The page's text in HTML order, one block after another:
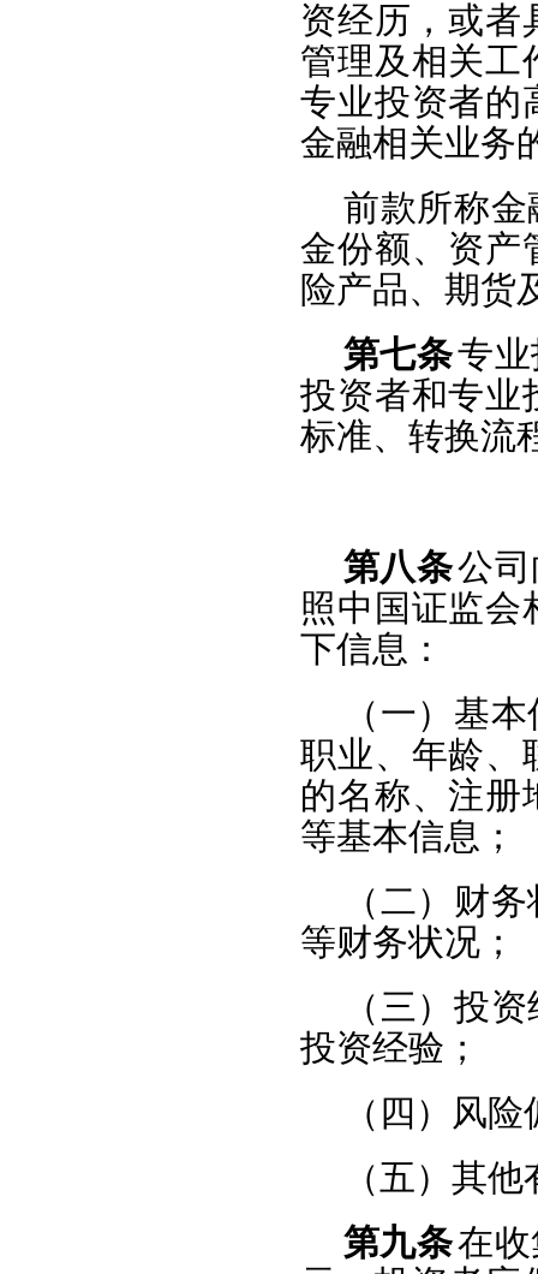
资经历，或者
管理及相关工
专业投资者的
金融相关业务
前款所称
金份额、资产
险产品、期货
第七条专
投资者和专业
标准、转换流
第八条公
照中国证监会
下信息：
（一）基
职业、年龄、
的名称、注册
等基本信息；
（二）财
等财务状况；
（三）投
投资经验；
（四）风
（五）其
第九条在